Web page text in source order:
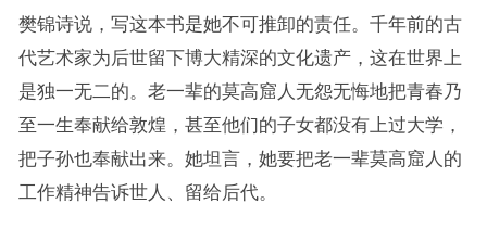
樊锦诗说，写这本书是她不可推卸的责任。千年前的古
代艺术家为后世留下博大精深的文化遗产，这在世界上
是独一无二的。老一辈的莫高窟人无怨无悔地把青春乃
至一生奉献给敦煌，甚至他们的子女都没有上过大学，
把子孙也奉献出来。她坦言，她要把老一辈莫高窟人的
工作精神告诉世人、留给后代。